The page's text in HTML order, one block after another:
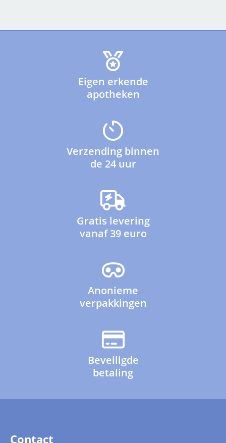
Eigen erkende
apotheken
Verzending binnen
de 24 uur
Gratis levering
vanaf 39 euro
Anonieme
verpakkingen
Beveiligde
betaling
Contact